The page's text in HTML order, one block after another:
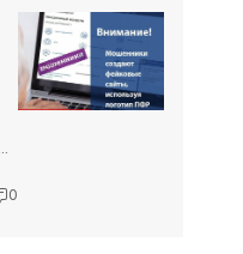
0